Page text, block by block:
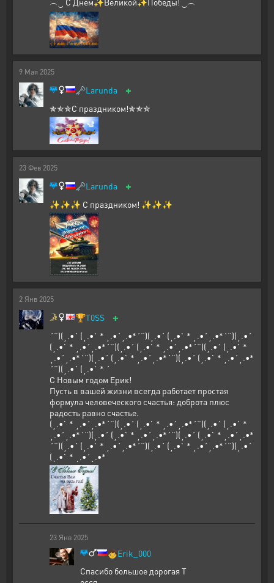
9 Мая 2025
🗝️Larunda +
✯✯✯С праздником!✯✯✯
23 Фев 2025
🗝️Larunda +
✨✨✨ С праздником! ✨✨✨
2 Янв 2025
🏆T0SS +
´¨)(¸.•´ (¸.•` * ¸.•´¸.•*´¨)(¸.•´ (¸.•` * ¸.•´¸.•*´¨)(¸.•´
(¸.•` * ¸.•´¸.•*´¨)(¸.•´ (¸.•` * ¸.•´¸.•*´¨)(¸.•´ (¸.•` *
¸.•´¸.•*´¨)(¸.•´ (¸.•` * ¸.•´¸.•*´¨)(¸.•´ (¸.•` * ¸.•´¸.•*
´¨)(¸.•´ (¸.•` * ´
С Новым годом Ерик!
Пусть в вашей жизни всегда работает простая
формула человеческого счастья: доброта плюс
радость равно счастье.
(¸.•` * ¸.•´¸.•*´¨)(¸.•´ (¸.•` * ¸.•´¸.•*´¨)(¸.•´ (¸.•` *
¸.•´¸.•*´¨)(¸.•´ (¸.•` * ¸.•´¸.•*´¨)(¸.•´ (¸.•` * ¸.•´¸.•*
´¨)(¸.•´ (¸.•` * ¸.•´¸.•*´¨)(¸.•´ (¸.•` * ¸.•´¸.•*´¨)(¸.•´
(¸.•` * ¸.•´¸.•*
23 Янв 2025
🧒Erik_000
Спасибо большое дорогая Т